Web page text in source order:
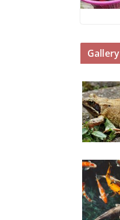
Gallery